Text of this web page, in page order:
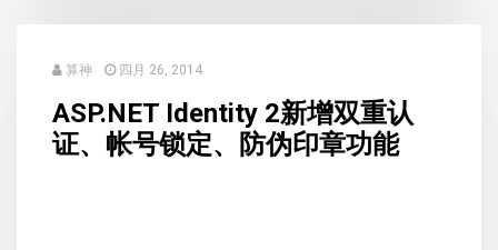
算神 四月 26, 2014
ASP.NET Identity 2新增双重认
证、帐号锁定、防伪印章功能